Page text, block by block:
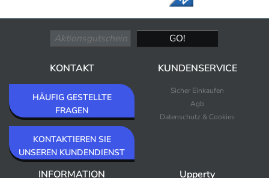
KONTAKT
HÄUFIG GESTELLTE
FRAGEN
KONTAKTIEREN SIE
UNSEREN KUNDENDIENST
KUNDENSERVICE
Sicher Einkaufen
Agb
Datenschutz & Cookies
INFORMATION Upperty